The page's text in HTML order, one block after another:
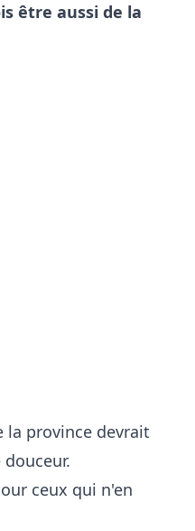
être aussi de la
la province devrait